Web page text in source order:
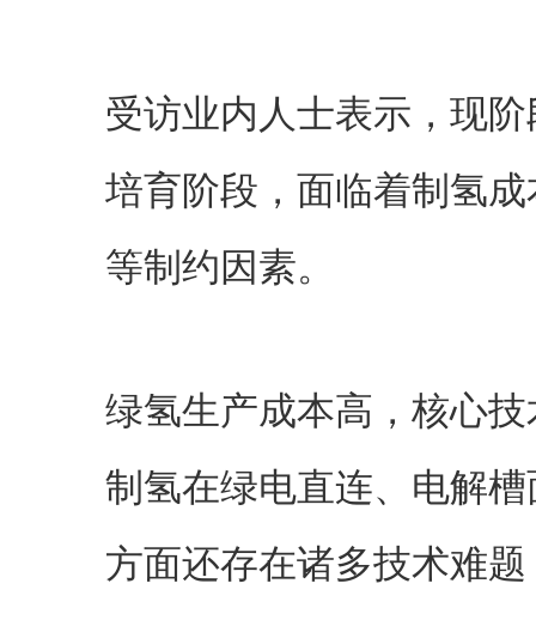
受访业内人士表示，现
培育阶段，面临着制氢
等制约因素。
绿氢生产成本高，核心
制氢在绿电直连、电解
方面还存在诸多技术难